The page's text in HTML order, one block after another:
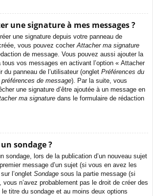
une signature à mes messages ?
une signature depuis votre panneau de
vous pouvez cocher Attacher ma signature
de message. Vous pouvez aussi ajouter la
tous vos messages en activant l’option « Attacher
du panneau de l’utilisateur (onglet Préférences du
de message). Par la suite, vous
une signature d’être ajoutée à un message en
ma signature dans le formulaire de rédaction
sondage ?
sondage, lors de la publication d’un nouveau sujet
message d’un sujet (si vous en avez les
l’onglet Sondage sous la partie message (si
n’avez probablement pas le droit de créer des
titre du sondage et au moins deux options